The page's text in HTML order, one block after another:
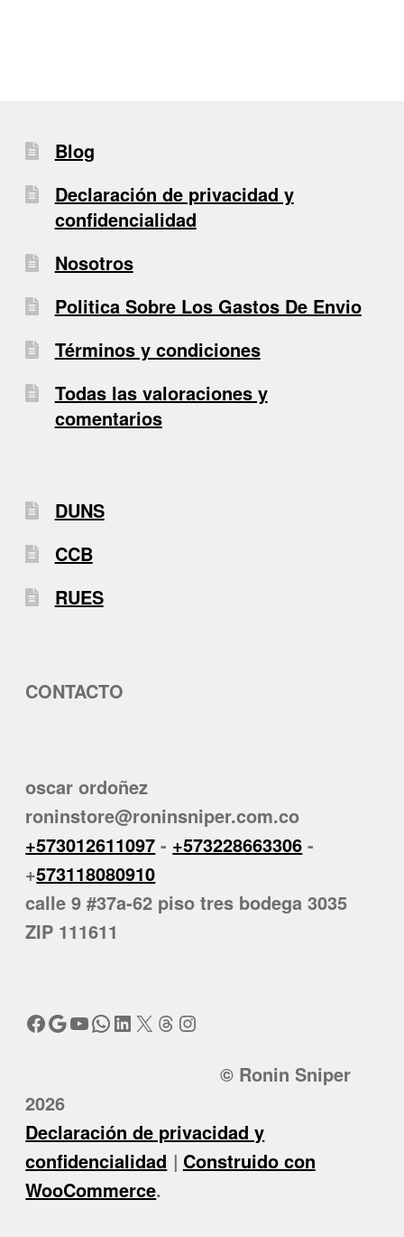
Blog
Declaración de privacidad y
confidencialidad
Nosotros
Politica Sobre Los Gastos De Envio
Términos y condiciones
Todas las valoraciones y
comentarios
DUNS
CCB
RUES
CONTACTO
oscar ordoñez
roninstore@roninsniper.com.co
+573012611097 - +573228663306 -
+573118080910
calle 9 #37a-62 piso tres bodega 3035
ZIP 111611
Facebook
Google
YouTube
WhatsApp
LinkedIn
X Threads
Instagram
© Ronin Sniper
2026
Declaración de privacidad y
confidencialidad
Construido con
WooCommerce.